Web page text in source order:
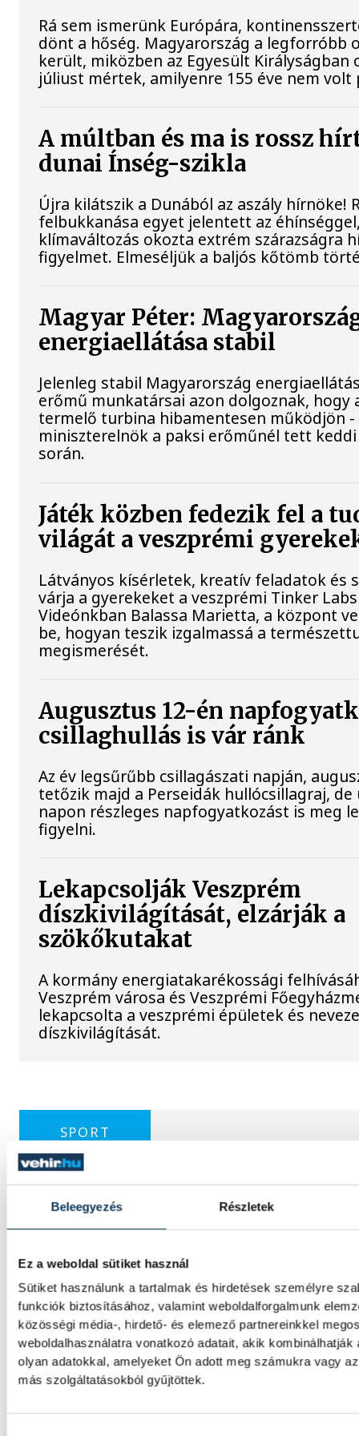
Beleegyezés Részletek
Ez a weboldal sütiket használ
Sütiket használunk a tartalmak és hirdetések személyre
funkciók biztosításához, valamint weboldalforgalmunk
közösségi média-, hirdető- és elemező partnereinkkel
weboldalhasználatra vonatkozó adatait, akik kombinálhatják
olyan adatokkal, amelyeket Ön adott meg számukra vagy
más szolgáltatásokból gyűjtöttek.
Rá sem ismerünk Európára,
dönt a hőség. Magyarország a legforróbb
került, miközben az Egyesült Királyságban
júliust mértek, amilyenre 155 éve nem
A múltban és ma is rossz
dunai Ínség-szikla
Újra kilátszik a Dunából az aszály hírnöke!
felbukkanása egyet jelentett az
klímaváltozás okozta extrém szárazságra
figyelmet. Elmeséljük a baljós kőtömb
Magyar Péter:
energiaellátása stabil
Jelenleg stabil Magyarország
erőmű munkatársai azon dolgoznak, hogy
termelő turbina hibamentesen működjön -
miniszterelnök a paksi erőműnél tett
során.
Játék közben fedezik fel a
világát a veszprémi
Látványos kísérletek, kreatív feladatok és
várja a gyerekeket a veszprémi Tinker
Videónkban Balassa Marietta, a központ
be, hogyan teszik izgalmassá a
megismerését.
Augusztus 12-én
csillaghullás is vár ránk
Az év legsűrűbb csillagászati napján,
tetőzik majd a Perseidák hullócsillagraj, de
napon részleges napfogyatkozást is meg
figyelni.
Lekapcsolják Veszprém
díszkivilágítását, elzárják a
szökőkutakat
A kormány energiatakarékossági
Veszprém városa és Veszprémi
lekapcsolta a veszprémi épületek és
díszkivilágítását.
SPORT
Gyurkovics a masters Eb
Az Európa-bajnoki és a grand master
Gyurkovics Ferenc a masters súlyemelő
Férfi kézilabda ifjúsági Eb:
elődöntőbe a magyar csapat
A magyar férfi ifjúsági kézilabda-